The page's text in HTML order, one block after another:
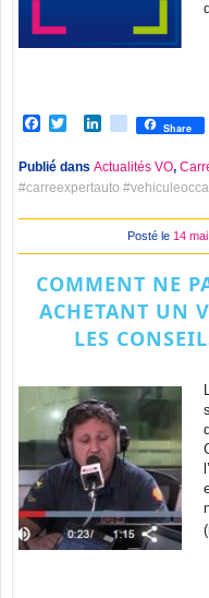
Facebook
TwitterLinkedIn
viadeoShare
Publié dans Actualités VO,
#carreexpertauto
Posté le 14
COMMENT NE
ACHETANT UN
LES